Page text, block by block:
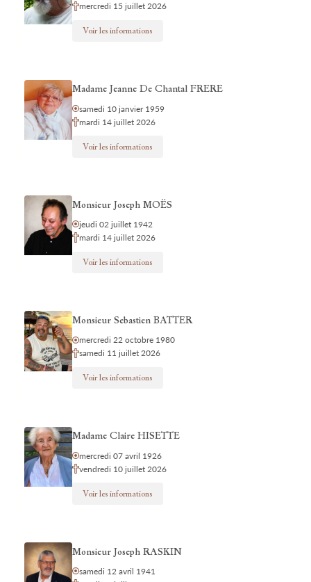
mercredi 15 juillet 2026
Voir les informations
Madame Jeanne De Chantal FRERE
samedi 10 janvier 1959
mardi 14 juillet 2026
Voir les informations
Monsieur Joseph MOËS
jeudi 02 juillet 1942
mardi 14 juillet 2026
Voir les informations
Monsieur Sebastien BATTER
mercredi 22 octobre 1980
samedi 11 juillet 2026
Voir les informations
Madame Claire HISETTE
mercredi 07 avril 1926
vendredi 10 juillet 2026
Voir les informations
Monsieur Joseph RASKIN
samedi 12 avril 1941